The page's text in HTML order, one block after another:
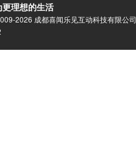
理想的生活
2026 成都喜闻乐见互动科技有限公司